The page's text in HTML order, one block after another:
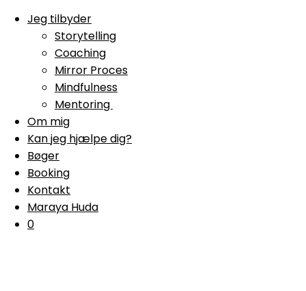
Jeg tilbyder
Storytelling
Coaching
Mirror Proces
Mindfulness
Mentoring
Om mig
Kan jeg hjælpe dig?
Bøger
Booking
Kontakt
Maraya Huda
0